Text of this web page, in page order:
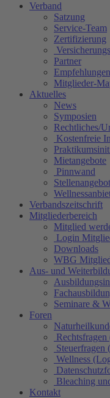
Verband
Satzung
Service-Team
Zertifizierung
Partner
Empfehlungen
Mitglieder-
Aktuelles
News
Symposien
Rechtliches/
Kostenfreie
Mietangebote
Pinnwand
Verbandszeitschrift
Mitgliederbereich
Mitglied
Login
Downloads
WBG
Aus- und
Seminare &
Foren
Wellness
Bleaching
Kontakt